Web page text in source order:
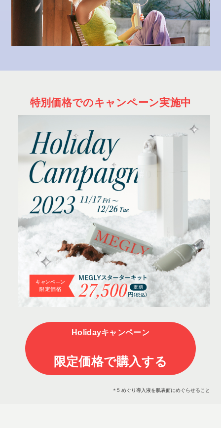
特別価格でのキャンペーン実施中
Holidayキャンペーン
限定価格で購入する
＊5 めぐり導入液を肌表面にめぐらせること